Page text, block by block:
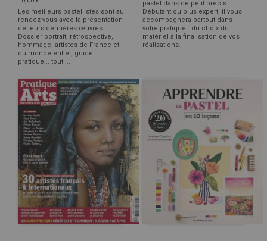
Les meilleurs pastellistes sont au
rendez-vous avec la présentation
de leurs dernières œuvres.
Dossier portrait, rétrospective,
hommage, artistes de France et
du monde entier, guide
pratique... tout ...
pastel dans ce petit précis.
Débutant ou plus expert, il vous
accompagnera partout dans
votre pratique : du choix du
matériel à la finalisation de vos
réalisations.